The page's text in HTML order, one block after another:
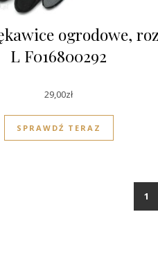
ogrodowe,
L F016800292
29,00zł
SPRAWDŹ TERAZ
1